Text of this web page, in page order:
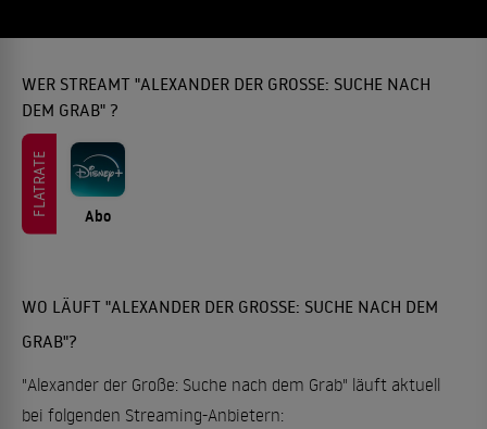
WER STREAMT "ALEXANDER DER GROSSE: SUCHE NACH D
EM GRAB" ?
FLATRATE Abo
WO LÄUFT "ALEXANDER DER GROSSE: SUCHE NACH DEM G
RAB"?
"Alexander der Große: Suche nach dem Grab" läuft aktuell
bei folgenden Streaming-Anbietern: